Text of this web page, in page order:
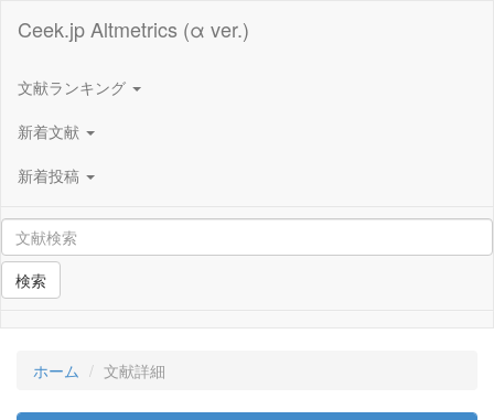
Ceek.jp Altmetrics (α ver.)
文献ランキング
新着文献
新着投稿
検索
ホーム 文献詳細